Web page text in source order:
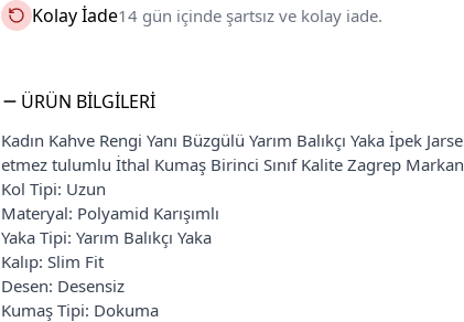
Kolay İade14 gün içinde şartsız ve kolay iade.
ÜRÜN BILGILERI
Kadın Kahve Rengi Yanı Büzgülü Yarım Balıkçı Yaka İpek
etmez tulumlu İthal Kumaş Birinci Sınıf Kalite Zagrep
Kol Tipi: Uzun
Materyal: Polyamid Karışımlı
Yaka Tipi: Yarım Balıkçı Yaka
Kalıp: Slim Fit
Desen: Desensiz
Kumaş Tipi: Dokuma